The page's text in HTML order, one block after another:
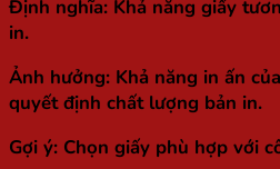
Định nghĩa: Khả năng giấy
in.
Ảnh hưởng: Khả năng in ấn
quyết định chất lượng bản in.
Gợi ý: Chọn giấy phù hợp với